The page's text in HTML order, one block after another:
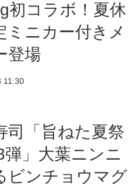
初コラボ！夏休
ミニカー付きメ
登場
11:30
司「旨ねた夏祭
弾」大葉ニンニ
ビンチョウマグ